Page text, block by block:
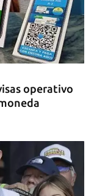
operativo